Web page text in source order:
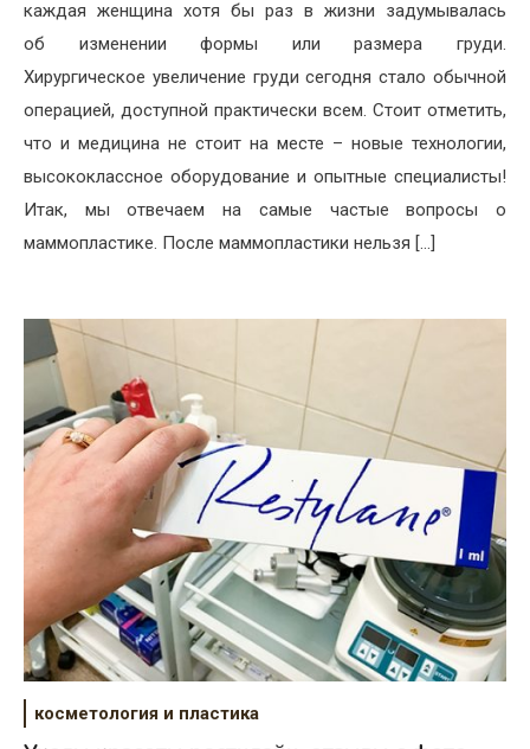
каждая женщина хотя бы раз в жизни задумывалась
об изменении формы или размера груди.
Хирургическое увеличение груди сегодня стало обычной
операцией, доступной практически всем. Стоит отметить,
что и медицина не стоит на месте – новые технологии,
высококлассное оборудование и опытные специалисты!
Итак, мы отвечаем на самые частые вопросы о
маммопластике. После маммопластики нельзя […]
косметология и пластика